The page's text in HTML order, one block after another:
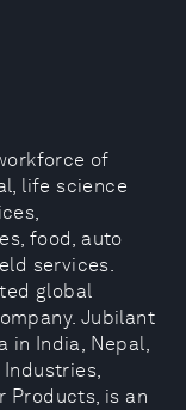
of
life science
food, auto
services.
global
Jubilant
in India, Nepal,
Industries,
Products, is an